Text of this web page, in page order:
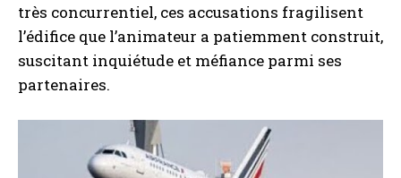
très concurrentiel, ces accusations fragilisent
l’édifice que l’animateur a patiemment construit,
suscitant inquiétude et méfiance parmi ses
partenaires.